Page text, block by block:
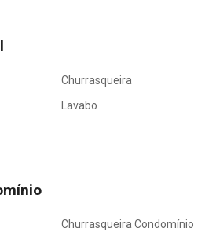
Churrasqueira
Lavabo
Churrasqueira Condomínio